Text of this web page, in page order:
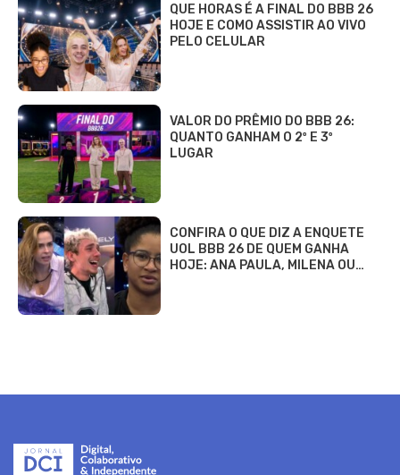
QUE HORAS É A FINAL DO BBB 26
HOJE E COMO ASSISTIR AO VIVO
PELO CELULAR
VALOR DO PRÊMIO DO BBB 26:
QUANTO GANHAM O 2º E 3º
LUGAR
CONFIRA O QUE DIZ A ENQUETE
UOL BBB 26 DE QUEM GANHA
HOJE: ANA PAULA, MILENA OU…